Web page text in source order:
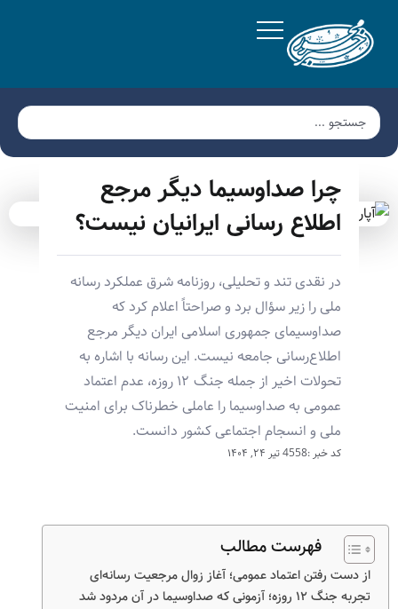
چرا صداوسیما دیگر مرجع
اطلاع‌ رسانی ایرانیان نیست؟
در نقدی تند و تحلیلی، روزنامه شرق عملکرد رسانه
ملی را زیر سؤال برد و صراحتاً اعلام کرد که
صداوسیمای جمهوری اسلامی ایران دیگر مرجع
اطلاع‌رسانی جامعه نیست. این رسانه با اشاره به
تحولات اخیر از جمله جنگ ۱۲ روزه، عدم اعتماد
عمومی به صداوسیما را عاملی خطرناک برای امنیت
ملی و انسجام اجتماعی کشور دانست.
کد خبر :4558 تیر ۲۴, ۱۴۰۴
فهرست مطالب
از دست رفتن اعتماد عمومی؛ آغاز زوال مرجعیت رسانه‌ای
تجربه جنگ ۱۲ روزه؛ آزمونی که صداوسیما در آن مردود شد